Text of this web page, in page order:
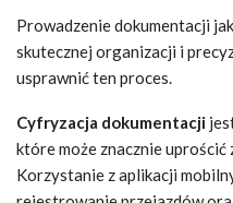
Prowadzenie dokumentacji
skutecznej organizacji i
usprawnić ten proces.
Cyfryzacja dokumentacji
które może znacznie uprościć
Korzystanie z aplikacji